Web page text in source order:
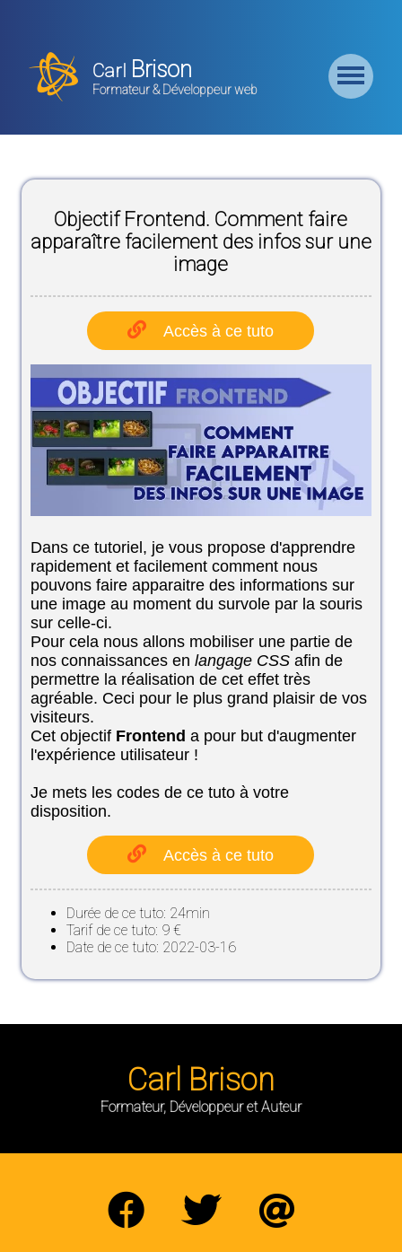
Carl Brison
Formateur & Développeur web
Formation
Backend
Formation
Frontend
Logiciel
Bundles
Objectif Frontend. Comment faire
apparaître facilement des infos sur une
image
Accès à ce tuto
Dans ce tutoriel, je vous propose d'apprendre
rapidement et facilement comment nous
pouvons faire apparaitre des informations sur
une image au moment du survole par la souris
sur celle-ci.
Pour cela nous allons mobiliser une partie de
nos connaissances en langage CSSafin de
permettre la réalisation de cet effet très
agréable. Ceci pour le plus grand plaisir de vos
visiteurs.
Cet objectif Frontend a pour but d'augmenter
l'expérience utilisateur !
Je mets les codes de ce tuto à votre
disposition.
Accès à ce tuto
Durée de ce tuto: 24min
Tarif de ce tuto: 9 €
Date de ce tuto: 2022-03-16
Carl Brison
Formateur, Développeur et Auteur